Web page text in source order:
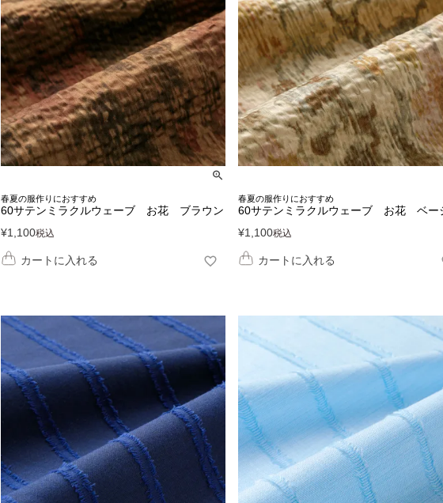
春夏の服作りにおすすめ
60サテンミラクルウェーブ お花 ブラウン
¥1,100税込
カートに入れる
春夏の服作りにおすすめ
60サテンミラクルウェーブ お花 ベー
¥1,100税込
カートに入れる